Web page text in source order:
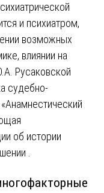
и психиатром,
возможных
влиянии на
Русаковской
судебно-
об истории
.